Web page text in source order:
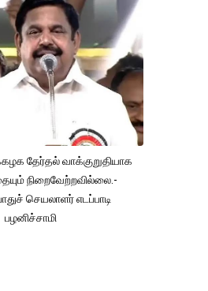
தேர்தல் வாக்குறுதியாக
நிறைவேற்றவில்லை.-
செயலாளர் எடப்பாடி
பழனிச்சாமி